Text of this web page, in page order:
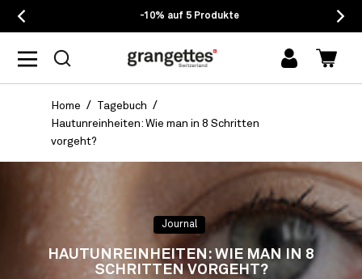
-10% auf 5 Produkte
Einloggen
Home
Tagebuch
Hautunreinheiten: Wie man in 8 Schritten
vorgeht?
Journal
HAUTUNREINHEITEN: WIE MAN IN 8
SCHRITTEN VORGEHT?